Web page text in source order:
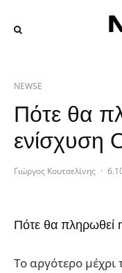
NEWSE
Πότε θα
Γιώργος Κουτσελίνης ·
Πότε θα πληρωθεί
Το αργότερο